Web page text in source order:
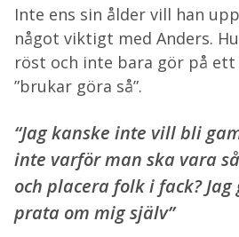
Inte ens sin ålder vill han
något viktigt med Anders.
röst och inte bara gör på
”brukar göra så”.
“Jag kanske inte vill bli
inte varför man ska vara
och placera folk i fack?
prata om mig själv”